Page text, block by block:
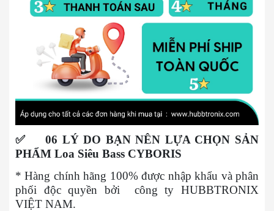
✅ 06 LÝ DO BẠN NÊN LỰA CHỌN SẢN
PHẨM Loa Siêu Bass CYBORIS
* Hàng chính hãng 100% được nhập khẩu và phân
phối độc quyền bởi công ty HUBBTRONIX
VIỆT NAM.